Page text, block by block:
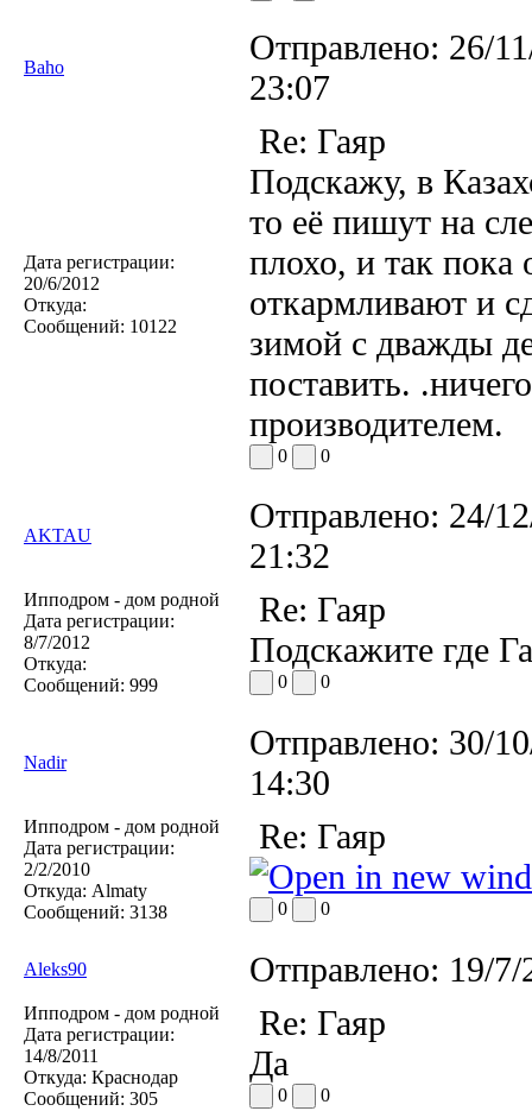
Baho
Отправлено: 26/
23:07
Дата регистрации:
20/6/2012
Откуда:
Сообщений: 10122
Re: Гаяр
Подскажу, в
то её пишут на
плохо, и так пока
откармливают и
зимой с дважды
поставить.
производителем.
0 0
AKTAU
Отправлено: 24/
21:32
Ипподром - дом родной
Дата регистрации:
8/7/2012
Откуда:
Сообщений: 999
Re: Гаяр
Подскажите где
0 0
Nadir
Отправлено: 30/
14:30
Ипподром - дом родной
Дата регистрации:
2/2/2010
Откуда: Almaty
Сообщений: 3138
Re: Гаяр
0 0
Aleks90 Отправлено: 19/
Ипподром - дом родной
Дата регистрации:
14/8/2011
Откуда: Краснодар
Сообщений: 305
Re: Гаяр
Да
0 0